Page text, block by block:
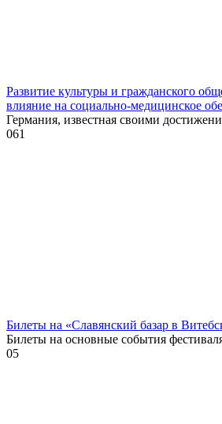
Развитие культуры и гражданского
влияние на социально-медицинское
Германия, известная своими
061
Билеты на «Славянский базар в
Билеты на основные события
05